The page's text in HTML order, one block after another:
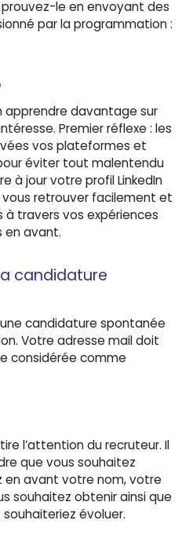
le en envoyant des
par la programmation :
apprendre davantage sur
Premier réflexe : les
vos plateformes et
éviter tout malentendu
à jour votre profil LinkedIn
retrouver facilement et
travers vos expériences
en avant.
candidature
candidature spontanée
Votre adresse mail doit
considérée comme
l’attention du recruteur. Il
que vous souhaitez
en avant votre nom, votre
souhaitez obtenir ainsi que
évoluer.